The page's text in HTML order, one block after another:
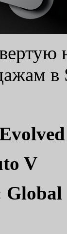
в
V